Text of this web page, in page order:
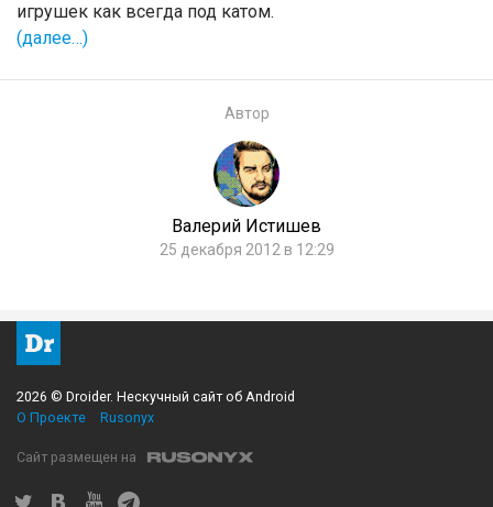
игрушек как всегда под катом.
(далее…)
Автор
Валерий Истишев
25 декабря 2012 в 12:29
2026 © Droider. Нескучный сайт об Android
О Проекте
Rusonyx
Сайт размещен на